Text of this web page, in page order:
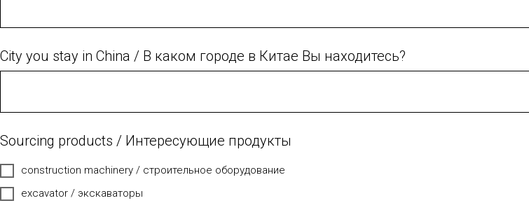
City you stay in China / В каком городе в Китае Вы находитесь?
Sourcing products / Интересующие продукты
construction machinery / строительное оборудование
excavator / экскаваторы